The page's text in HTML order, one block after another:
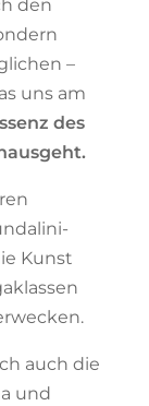
den
–
uns am
des
Kunst
auch die
und